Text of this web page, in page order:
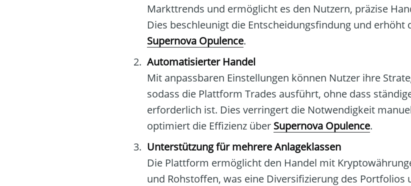
Markttrends und ermöglicht es den Nutzern, präzise
Dies beschleunigt die Entscheidungsfindung und erhöht
Supernova Opulence.
Automatisierter Handel
Mit anpassbaren Einstellungen können Nutzer ihre
sodass die Plattform Trades ausführt, ohne dass
erforderlich ist. Dies verringert die Notwendigkeit
optimiert die Effizienz über Supernova Opulence.
Unterstützung für mehrere Anlageklassen
Die Plattform ermöglicht den Handel mit
und Rohstoffen, was eine Diversifizierung des